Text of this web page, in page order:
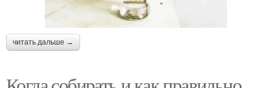
читать дальше →